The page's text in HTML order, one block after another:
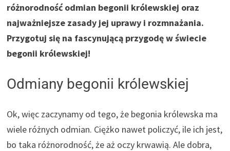
różnorodność odmian begonii królewskiej oraz
najważniejsze zasady jej uprawy i rozmnażania.
Przygotuj się na fascynującą przygodę w świecie
begonii królewskiej!
Odmiany begonii królewskiej
Ok, więc zaczynamy od tego, że begonia królewska ma
wiele różnych odmian. Ciężko nawet policzyć, ile ich jest,
bo taka różnorodność, że aż oczy krwawią. Ale dobra,